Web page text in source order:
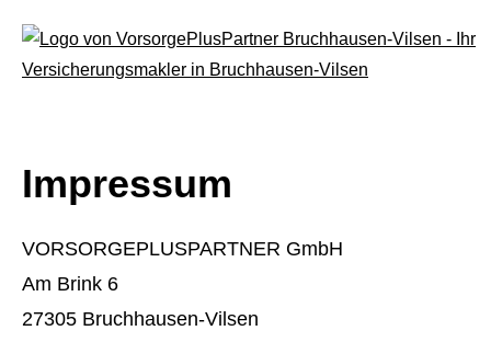
Impressum
VORSORGEPLUSPARTNER GmbH
Am Brink 6
27305 Bruchhausen-Vilsen